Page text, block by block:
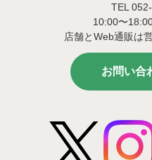
TEL
10:00〜
店舗とWeb通販は
お問い合